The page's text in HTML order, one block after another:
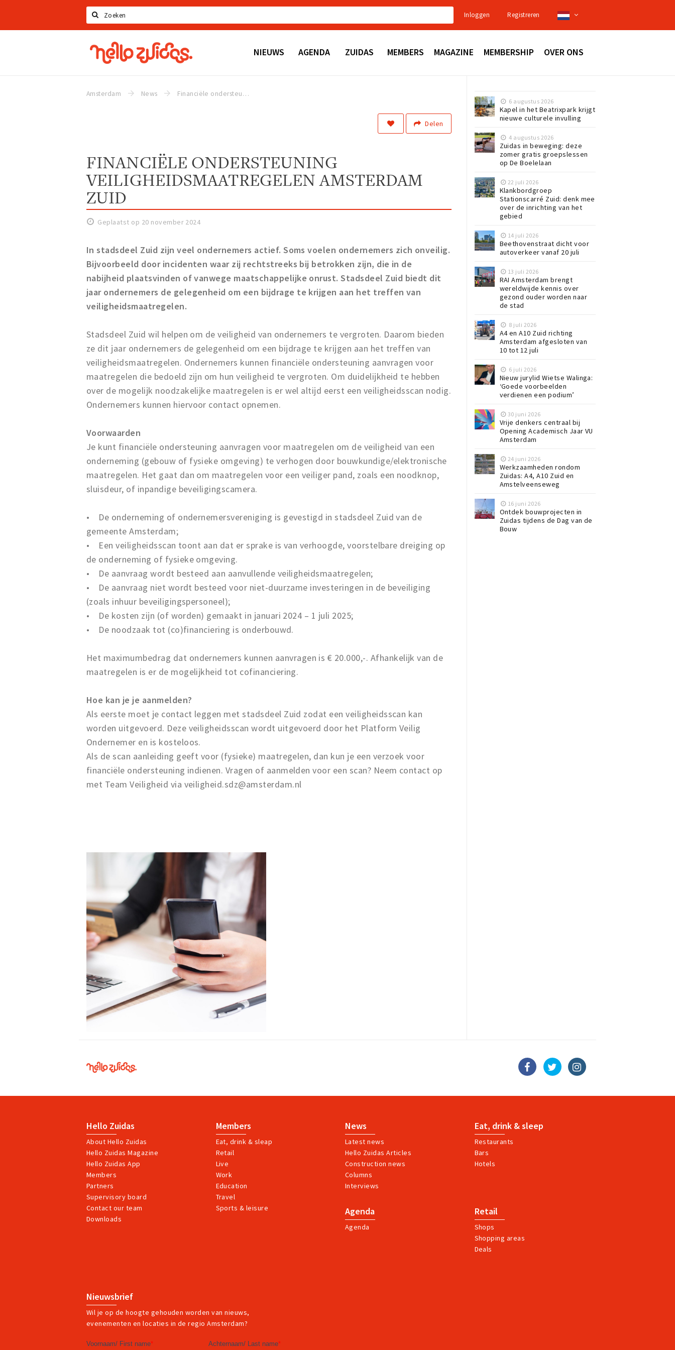
Zoeken
Inloggen Registreren
Hello
Zuidas
NIEUWS AGENDA ZUIDAS MEMBERS MAGAZINE MEMBERSHIP OVER ONS
Amsterdam News Financiële ondersteuning veiligheidsmaatregelen Amsterdam Zuid
Delen
FINANCIËLE ONDERSTEUNING
VEILIGHEIDSMAATREGELEN AMSTERDAM
ZUID
Geplaatst op 20 november 2024
In stadsdeel Zuid zijn veel ondernemers actief. Soms voelen ondernemers zich onveilig.
Bijvoorbeeld door incidenten waar zij rechtstreeks bij betrokken zijn, die in de
nabijheid plaatsvinden of vanwege maatschappelijke onrust. Stadsdeel Zuid biedt dit
jaar ondernemers de gelegenheid om een bijdrage te krijgen aan het treffen van
veiligheidsmaatregelen.
Stadsdeel Zuid wil helpen om de veiligheid van ondernemers te vergroten. Daarom bieden
ze dit jaar ondernemers de gelegenheid om een bijdrage te krijgen aan het treffen van
veiligheidsmaatregelen. Ondernemers kunnen financiële ondersteuning aanvragen voor
maatregelen die bedoeld zijn om hun veiligheid te vergroten. Om duidelijkheid te hebben
over de mogelijk noodzakelijke maatregelen is er wel altijd eerst een veiligheidsscan nodig.
Ondernemers kunnen hiervoor contact opnemen.
Voorwaarden
Je kunt financiële ondersteuning aanvragen voor maatregelen om de veiligheid van een
onderneming (gebouw of fysieke omgeving) te verhogen door bouwkundige/elektronische
maatregelen. Het gaat dan om maatregelen voor een veiliger pand, zoals een noodknop,
sluisdeur, of inpandige beveiligingscamera.
• De onderneming of ondernemersvereniging is gevestigd in stadsdeel Zuid van de
gemeente Amsterdam;
•
Een veiligheidsscan toont aan dat er sprake is van verhoogde, voorstelbare dreiging op
de onderneming of fysieke omgeving.
•
De aanvraag wordt besteed aan aanvullende veiligheidsmaatregelen;
•
De aanvraag niet wordt besteed voor niet-duurzame investeringen in de beveiliging
(zoals inhuur beveiligingspersoneel);
•
De kosten zijn (of worden) gemaakt in januari 2024 – 1 juli 2025;
•
De noodzaak tot (co)financiering is onderbouwd.
Het maximumbedrag dat ondernemers kunnen aanvragen is € 20.000,-. Afhankelijk van de
maatregelen is er de mogelijkheid tot cofinanciering.
Hoe kan je je aanmelden?
Als eerste moet je contact leggen met stadsdeel Zuid zodat een veiligheidsscan kan
worden uitgevoerd. Deze veiligheidsscan wordt uitgevoerd door het Platform Veilig
Ondernemer en is kosteloos.
Als de scan aanleiding geeft voor (fysieke) maatregelen, dan kun je een verzoek voor
financiële ondersteuning indienen. Vragen of aanmelden voor een scan? Neem contact op
met Team Veiligheid via veiligheid.sdz@amsterdam.nl
6 augustus 2026
Kapel in het Beatrixpark krijgt
nieuwe culturele invulling
4 augustus 2026
Zuidas in beweging: deze
zomer gratis groepslessen
op De Boelelaan
22 juli 2026
Klankbordgroep
Stationscarré Zuid: denk mee
over de inrichting van het
gebied
14 juli 2026
Beethovenstraat dicht voor
autoverkeer vanaf 20 juli
13 juli 2026
RAI Amsterdam brengt
wereldwijde kennis over
gezond ouder worden naar
de stad
8 juli 2026
A4 en A10 Zuid richting
Amsterdam afgesloten van
10 tot 12 juli
6 juli 2026
Nieuw jurylid Wietse Walinga:
‘Goede voorbeelden
verdienen een podium’
30 juni 2026
Vrije denkers centraal bij
Opening Academisch Jaar VU
Amsterdam
24 juni 2026
Werkzaamheden rondom
Zuidas: A4, A10 Zuid en
Amstelveenseweg
16 juni 2026
Ontdek bouwprojecten in
Zuidas tijdens de Dag van de
Bouw
Hello
Zuidas
Hello Zuidas
About Hello Zuidas
Hello Zuidas Magazine
Hello Zuidas App
Members
Partners
Supervisory board
Contact our team
Downloads
Members
Eat, drink & sleap
Retail
Live
Work
Education
Travel
Sports & leisure
News
Latest news
Hello Zuidas Articles
Construction news
Columns
Interviews
Eat, drink & sleep
Restaurants
Bars
Hotels
Agenda
Agenda
Retail
Shops
Shopping areas
Deals
Nieuwsbrief
Wil je op de hoogte gehouden worden van nieuws,
evenementen en locaties in de regio Amsterdam?